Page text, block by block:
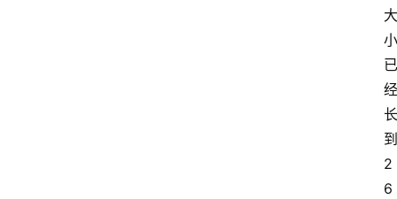
大
小
已
经
长
到
2
6